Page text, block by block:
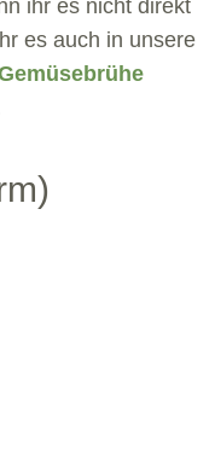
ihr es nicht direkt
es auch in unsere